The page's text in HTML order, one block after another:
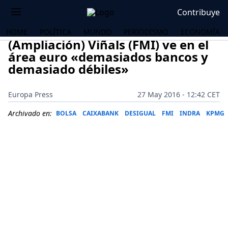
Contribuye
HOME POLÍTICA MUNDO PERIODISMO ECONOMÍA
(Ampliación) Viñals (FMI) ve en el
área euro «demasiados bancos y
demasiado débiles»
Europa Press
27 May 2016 - 12:42 CET
Archivado en: BOLSA CAIXABANK DESIGUAL FMI INDRA KPMG